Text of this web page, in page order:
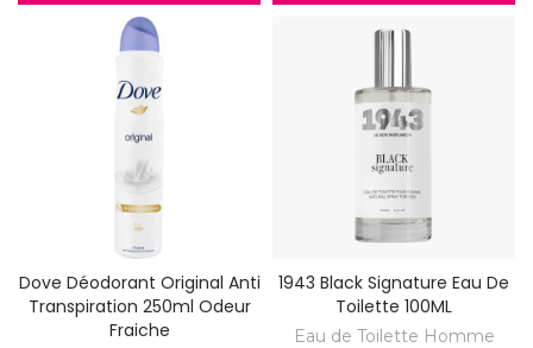
Dove Déodorant Original Anti
Transpiration 250ml Odeur
Fraiche
1943 Black Signature Eau De
Toilette 100ML
Eau de Toilette Homme